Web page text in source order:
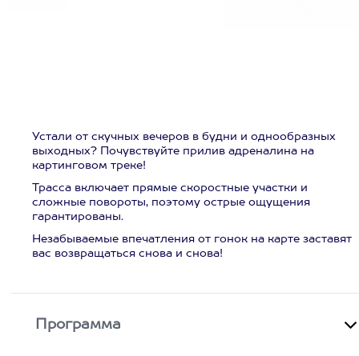
Устали от скучных вечеров в будни и однообразных
выходных? Почувствуйте прилив адреналина на
картинговом треке!
Трасса включает прямые скоростные участки и
сложные повороты, поэтому острые ощущения
гарантированы.
Незабываемые впечатления от гонок на карте заставят
вас возвращаться снова и снова!
Программа